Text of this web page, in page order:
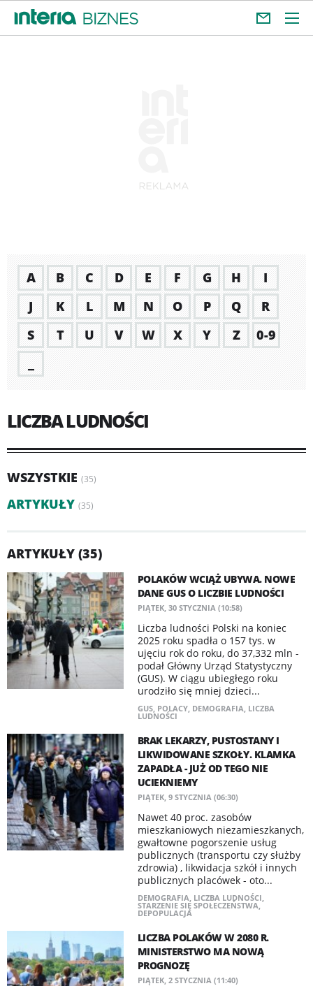
A B C D E F G H
I
J
K L M N O P Q
R
S
T U V W X Y Z
0-9
LICZBA LUDNOŚCI
WSZYSTKIE (35)
ARTYKUŁY (35)
ARTYKUŁY (35)
POLAKÓW WCIĄŻ UBYWA. NOWE
DANE GUS O LICZBIE LUDNOŚCI
PIĄTEK, 30 STYCZNIA (10:58)
Liczba ludności Polski na koniec
2025 roku spadła o 157 tys. w
ujęciu rok do roku, do 37,332 mln -
podał Główny Urząd Statystyczny
(GUS). W ciągu ubiegłego roku
urodziło się mniej dzieci...
GUS, POLACY, DEMOGRAFIA, LICZBA
LUDNOŚCI
BRAK LEKARZY, PUSTOSTANY I
LIKWIDOWANE SZKOŁY. KLAMKA
ZAPADŁA - JUŻ OD TEGO NIE
UCIEKNIEMY
PIĄTEK, 9 STYCZNIA (06:30)
Nawet 40 proc. zasobów
mieszkaniowych niezamieszkanych,
gwałtowne pogorszenie usług
publicznych (transportu czy służby
zdrowia) , likwidacja szkół i innych
publicznych placówek - oto...
DEMOGRAFIA, LICZBA LUDNOŚCI,
STARZENIE SIĘ SPOŁECZEŃSTWA,
DEPOPULACJA
LICZBA POLAKÓW W 2080 R.
MINISTERSTWO MA NOWĄ
PROGNOZĘ
PIĄTEK, 2 STYCZNIA (11:40)